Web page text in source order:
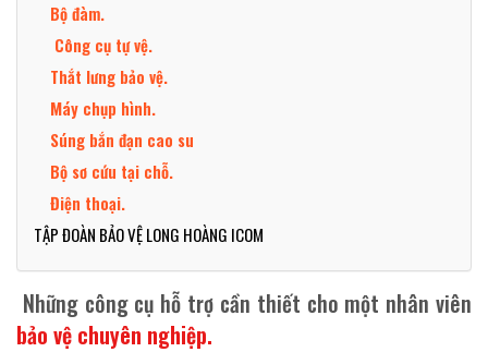
Bộ đàm.
Công cụ tự vệ.
Thắt lưng bảo vệ.
Máy chụp hình.
Súng bắn đạn cao su
Bộ sơ cứu tại chỗ.
Điện thoại.
TẬP ĐOÀN BẢO VỆ LONG HOÀNG ICOM
Những công cụ hỗ trợ cần thiết cho một nhân viên
bảo vệ chuyên nghiệp.